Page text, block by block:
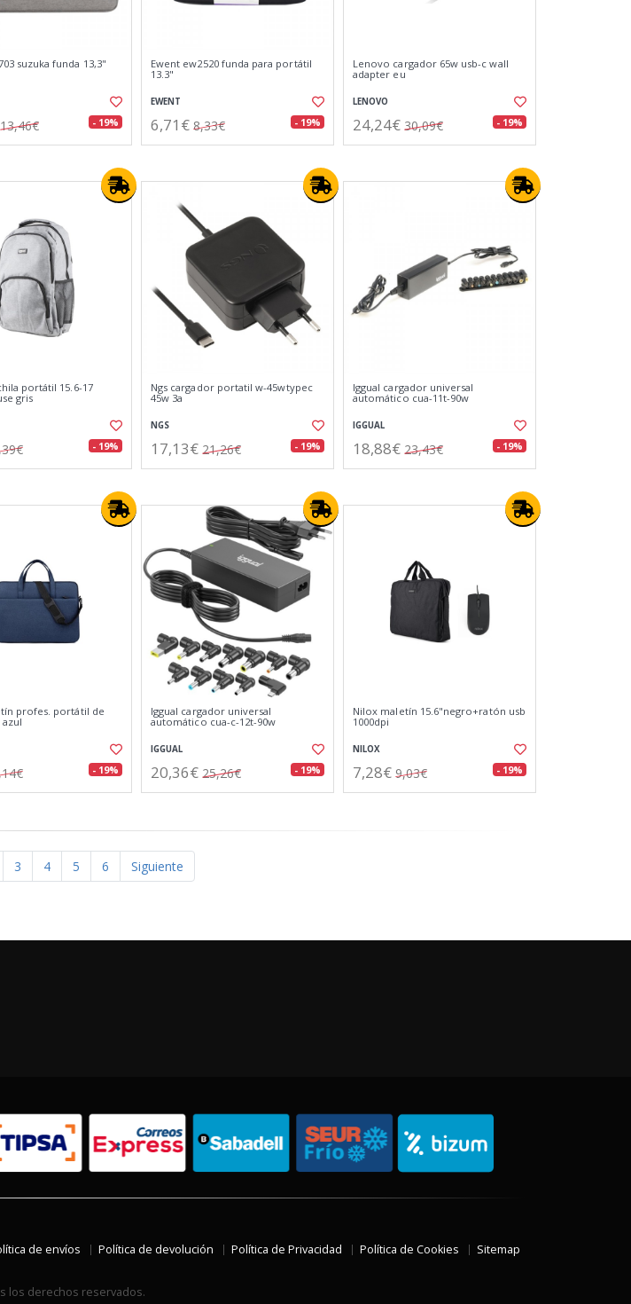
suzuka funda 13,3"
13,46€ - 19%
Ewent ew2520 funda para portátil
13.3"
EWENT
6,71€ 8,33€ - 19%
Lenovo cargador 65w usb-c wall
adapter eu
LENOVO
24,24€ 30,09€ - 19%
portátil 15.6-17
gris
- 19%
Ngs cargador portatil w-45wtypec
45w 3a
NGS
17,13€ 21,26€ - 19%
Iggual cargador universal
automático cua-11t-90w
IGGUAL
18,88€ 23,43€ - 19%
profes. portátil de
azul
- 19%
Iggual cargador universal
automático cua-c-12t-90w
IGGUAL
20,36€ 25,26€ - 19%
Nilox maletín 15.6"negro+ratón usb
1000dpi
NILOX
7,28€ 9,03€ - 19%
3 4 5 6 Siguiente
de envíos Política de devolución Política de Privacidad Política de Cookies Sitemap
los derechos reservados.